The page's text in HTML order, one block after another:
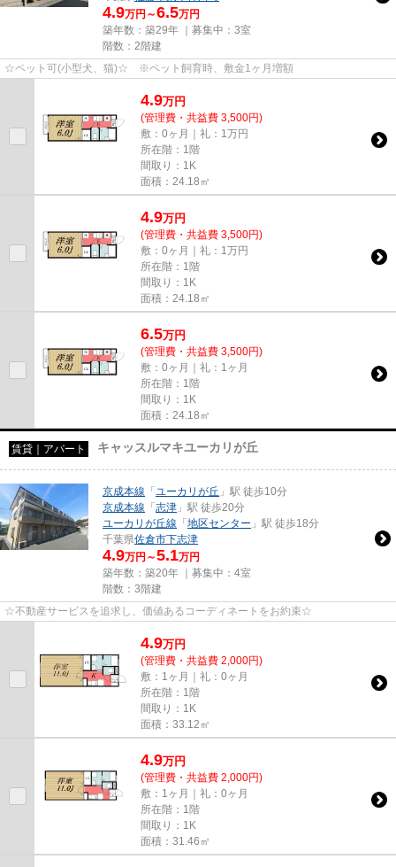
4.9万円～6.5万円
築年数：築29年 ｜募集中： 3室
階数：2階建
☆ペット可(小型犬、猫)☆ ※ペット飼育時、敷金1ヶ月増額
4.9万円
(管理費・共益費 3,500円)
敷：0ヶ月｜礼：1万円
所在階：1階
間取り：1K
面積：24.18㎡
4.9万円
(管理費・共益費 3,500円)
敷：0ヶ月｜礼：1万円
所在階：1階
間取り：1K
面積：24.18㎡
6.5万円
(管理費・共益費 3,500円)
敷：0ヶ月｜礼：1ヶ月
所在階：1階
間取り：1K
面積：24.18㎡
賃貸｜アパート キャッスルマキユーカリが丘
京成本線 「 ユーカリが丘 」駅 徒歩10分
京成本線 「 志津 」駅 徒歩20分
ユーカリが丘線 「 地区センター 」駅 徒歩18分
千葉県佐倉市下志津
4.9万円～5.1万円
築年数：築20年 ｜募集中： 4室
階数：3階建
☆不動産サービスを追求し、価値あるコーディネートをお約束☆
4.9万円
(管理費・共益費 2,000円)
敷：1ヶ月｜礼：0ヶ月
所在階：1階
間取り：1K
面積：33.12㎡
4.9万円
(管理費・共益費 2,000円)
敷：1ヶ月｜礼：0ヶ月
所在階：1階
間取り：1K
面積：31.46㎡